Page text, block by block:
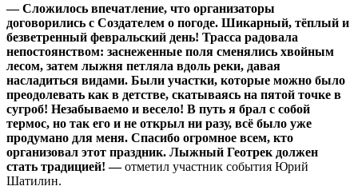
— Сложилось впечатление, что организаторы
договорились с Создателем о погоде. Шикарный, тёплый и
безветренный февральский день! Трасса радовала
непостоянством: заснеженные поля сменялись хвойным
лесом, затем лыжня петляла вдоль реки, давая
насладиться видами. Были участки, которые можно было
преодолевать как в детстве, скатываясь на пятой точке в
сугроб! Незабываемо и весело! В путь я брал с собой
термос, но так его и не открыл ни разу, всё было уже
продумано для меня. Спасибо огромное всем, кто
организовал этот праздник. Лыжный Геотрек должен
стать традицией! —отметил участник события Юрий
Шатилин.